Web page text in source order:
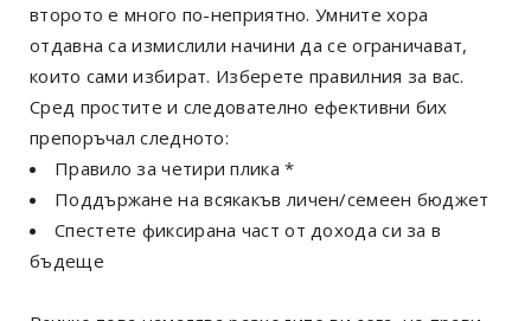
второто е много по-неприятно. Умните хора
отдавна са измислили начини да се ограничават,
които сами избират. Изберете правилния за вас.
Сред простите и следователно ефективни бих
препоръчал следното:
Правило за четири плика *
Поддържане на всякакъв личен/семеен бюджет
Спестете фиксирана част от дохода си за в
бъдеще